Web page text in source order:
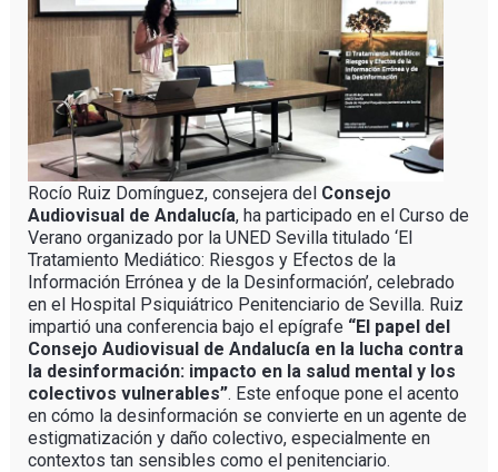
Rocío Ruiz Domínguez, consejera del Consejo
Audiovisual de Andalucía, ha participado en el Curso de
Verano organizado por la UNED Sevilla titulado ‘El
Tratamiento Mediático: Riesgos y Efectos de la
Información Errónea y de la Desinformación’, celebrado
en el Hospital Psiquiátrico Penitenciario de Sevilla. Ruiz
impartió una conferencia bajo el epígrafe “El papel del
Consejo Audiovisual de Andalucía en la lucha contra
la desinformación: impacto en la salud mental y los
colectivos vulnerables”. Este enfoque pone el acento
en cómo la desinformación se convierte en un agente de
estigmatización y daño colectivo, especialmente en
contextos tan sensibles como el penitenciario.